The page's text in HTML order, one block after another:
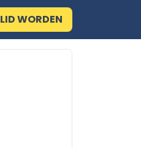
LID WORDEN